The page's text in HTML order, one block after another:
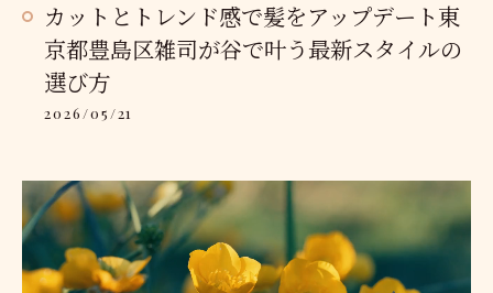
カットとトレンド感で髪をアップデート東
京都豊島区雑司が谷で叶う最新スタイルの
選び方
2026/05/21